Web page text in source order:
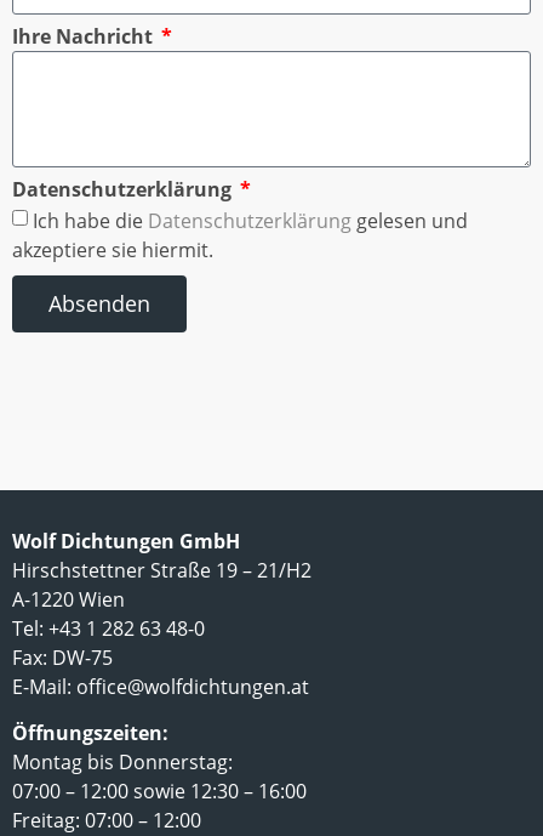
Ihre Nachricht
Datenschutzerklärung
Ich habe die Datenschutzerklärung gelesen und
akzeptiere sie hiermit.
Absenden
Wolf Dichtungen GmbH
Hirschstettner Straße 19 – 21/H2
A-1220 Wien
Tel: +43 1 282 63 48-0
Fax: DW-75
E-Mail: office@wolfdichtungen.at
Öffnungszeiten:
Montag bis Donnerstag:
07:00 – 12:00 sowie 12:30 – 16:00
Freitag: 07:00 – 12:00